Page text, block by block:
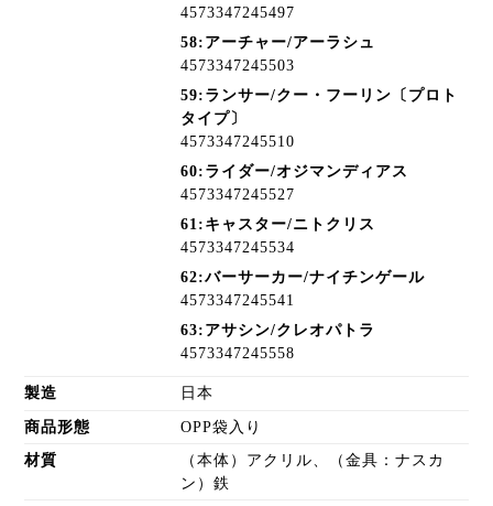
4573347245497
58:アーチャー/アーラシュ
4573347245503
59:ランサー/クー・フーリン〔プロト
タイプ〕
4573347245510
60:ライダー/オジマンディアス
4573347245527
61:キャスター/ニトクリス
4573347245534
62:バーサーカー/ナイチンゲール
4573347245541
63:アサシン/クレオパトラ
4573347245558
製造 日本
商品形態 OPP袋入り
材質
（本体）アクリル、（金具：ナスカ
ン）鉄